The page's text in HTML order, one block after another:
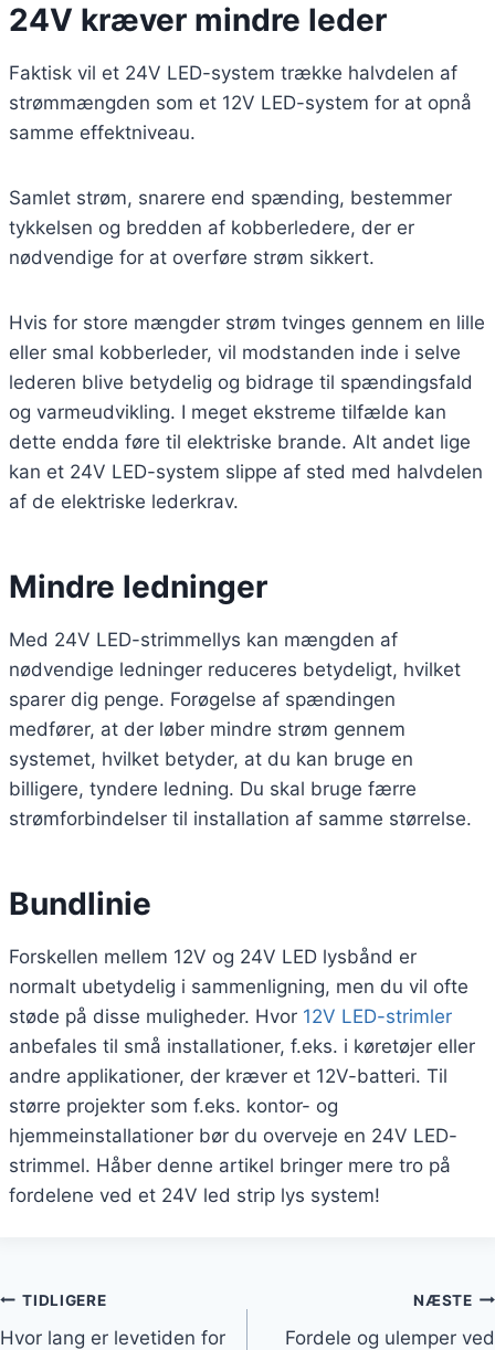
24V kræver mindre leder
Faktisk vil et 24V LED-system trække halvdelen af
strømmængden som et 12V LED-system for at opnå
samme effektniveau.
Samlet strøm, snarere end spænding, bestemmer
tykkelsen og bredden af kobberledere, der er
nødvendige for at overføre strøm sikkert.
Hvis for store mængder strøm tvinges gennem en lille
eller smal kobberleder, vil modstanden inde i selve
lederen blive betydelig og bidrage til spændingsfald
og varmeudvikling. I meget ekstreme tilfælde kan
dette endda føre til elektriske brande. Alt andet lige
kan et 24V LED-system slippe af sted med halvdelen
af de elektriske lederkrav.
Mindre ledninger
Med 24V LED-strimmellys kan mængden af
nødvendige ledninger reduceres betydeligt, hvilket
sparer dig penge. Forøgelse af spændingen
medfører, at der løber mindre strøm gennem
systemet, hvilket betyder, at du kan bruge en
billigere, tyndere ledning. Du skal bruge færre
strømforbindelser til installation af samme størrelse.
Bundlinie
Forskellen mellem 12V og 24V LED lysbånd er
normalt ubetydelig i sammenligning, men du vil ofte
støde på disse muligheder. Hvor 12V LED-strimler
anbefales til små installationer, f.eks. i køretøjer eller
andre applikationer, der kræver et 12V-batteri. Til
større projekter som f.eks. kontor- og
hjemmeinstallationer bør du overveje en 24V LED-
strimmel. Håber denne artikel bringer mere tro på
fordelene ved et 24V led strip lys system!
TIDLIGERE
Hvor lang er levetiden for
NÆSTE
Fordele og ulemper ved